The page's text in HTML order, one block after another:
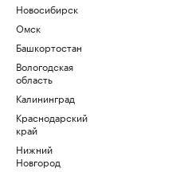
Новосибирск
Омск
Башкортостан
Вологодская
область
Калининград
Краснодарский
край
Нижний
Новгород